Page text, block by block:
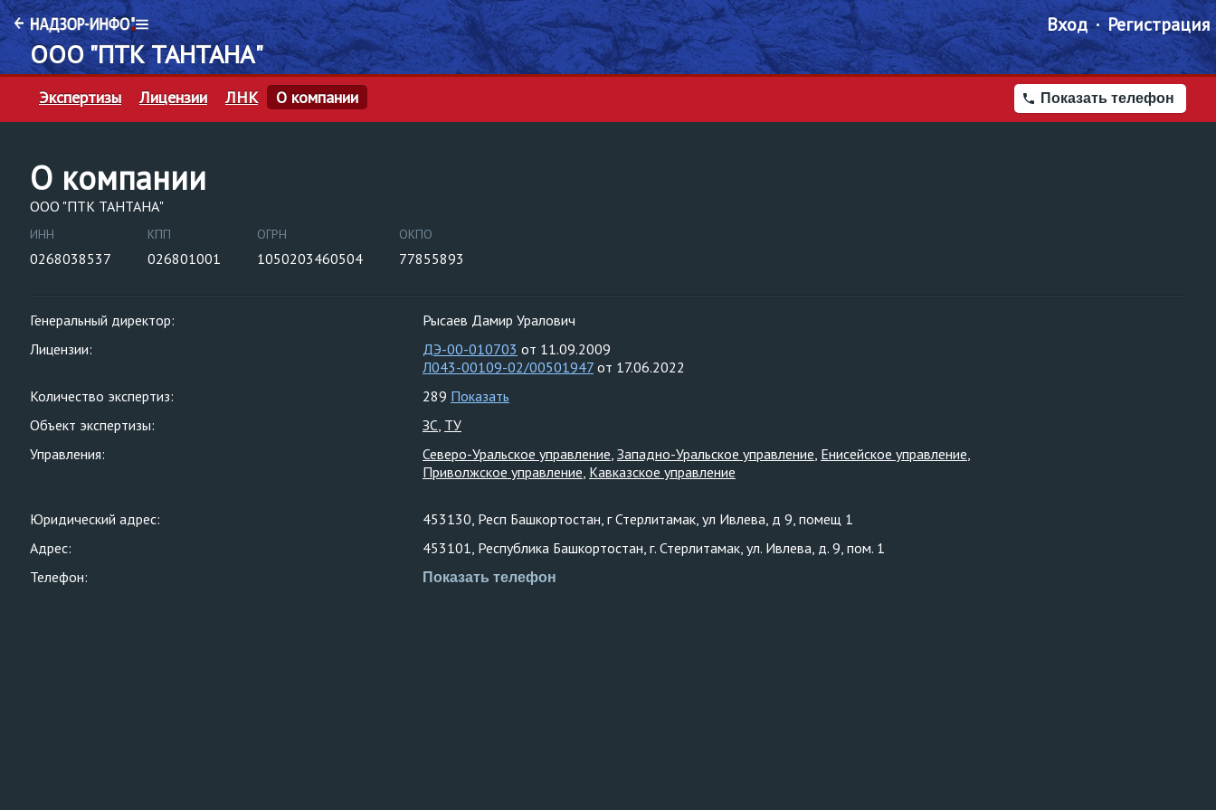
ООО "ПТК ТАНТАНА"
Вход Регистрация
Экспертизы Лицензии ЛНК О компании Показать телефон
О компании
ООО "ПТК ТАНТАНА"
ИНН
0268038537
КПП
026801001
ОГРН
1050203460504
ОКПО
77855893
Генеральный директор:
Рысаев Дамир Уралович
Лицензии:
ДЭ-00-010703 от 11.09.2009
Л043-00109-02/00501947 от 17.06.2022
Количество экспертиз:
289 Показать
Объект экспертизы:
ЗС ТУ
Управления:
Северо-Уральское управление Западно-Уральское управление Енисейское управление
Приволжское управление Кавказское управление
Юридический адрес:
453130, Респ Башкортостан, г Стерлитамак, ул Ивлева, д 9, помещ 1
Адрес:
453101, Республика Башкортостан, г. Стерлитамак, ул. Ивлева, д. 9, пом. 1
Телефон:
Показать телефон